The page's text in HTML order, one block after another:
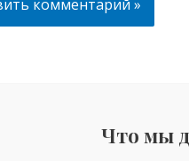
Что мы